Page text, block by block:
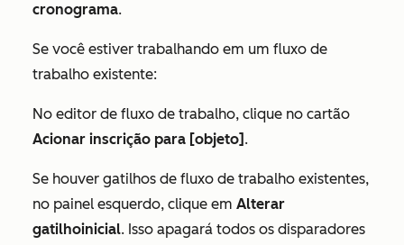
cronograma.
Se você estiver trabalhando em um fluxo de
trabalho existente:
No editor de fluxo de trabalho, clique no cartão
Acionar inscrição para [objeto] .
Se houver gatilhos de fluxo de trabalho existentes,
no painel esquerdo, clique em Alterar
gatilhoinicial. Isso apagará todos os disparadores